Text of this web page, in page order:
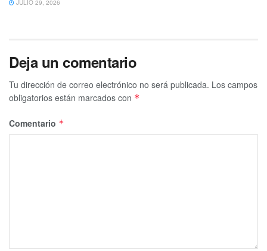
JULIO 29, 2026
Deja un comentario
Tu dirección de correo electrónico no será publicada. Los campos
obligatorios están marcados con *
Comentario *